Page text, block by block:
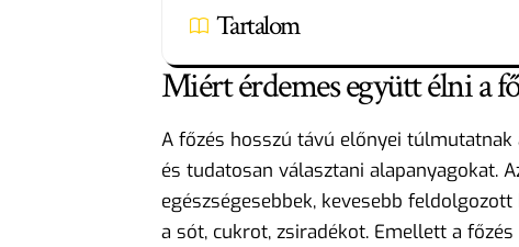
Tartalom
Miért érdemes együtt élni a
A főzés hosszú távú előnyei túlmutatnak
és tudatosan választani alapanyagokat.
egészségesebbek, kevesebb
a sót, cukrot, zsiradékot. Emellett a